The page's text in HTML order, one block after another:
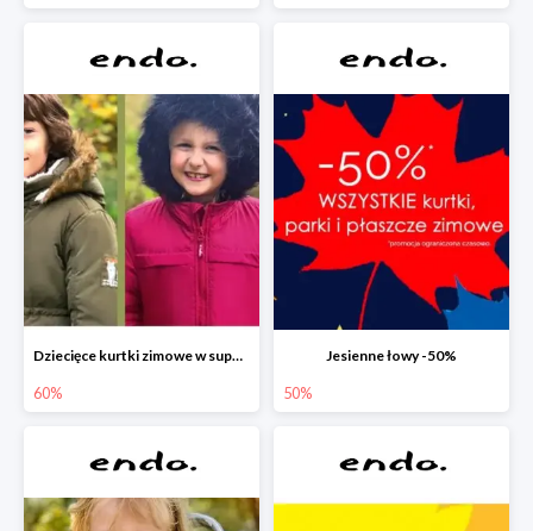
Dziecięce kurtki zimowe w super cenach!
60%
Jesienne łowy -50%
50%